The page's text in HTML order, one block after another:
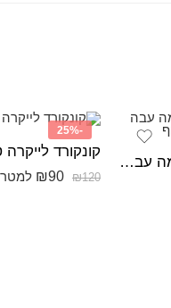
קונקורד לייקרה הולוגרמה עבה הולוגרמה שחור עם כסוף
-25%
קונקורד
₪120
₪90 למטר